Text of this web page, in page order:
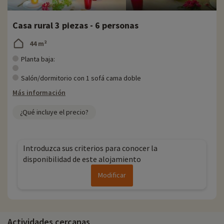
Casa rural 3 piezas - 6 personas
44 m²
Planta baja:
Salón/dormitorio con 1 sofá cama doble
Más información
¿Qué incluye el precio?
Introduzca sus criterios para conocer la
disponibilidad de este alojamiento
Modificar